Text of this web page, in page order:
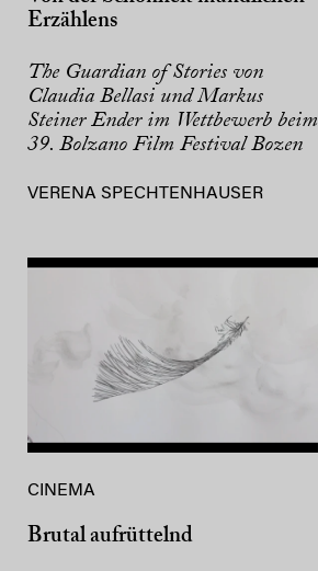
Erzählens
The Guardian of Stories von
Claudia Bellasi und Markus
Steiner Ender im Wettbewerb beim
39. Bolzano Film Festival Bozen
VERENA SPECHTENHAUSER
CINEMA
Brutal aufrüttelnd